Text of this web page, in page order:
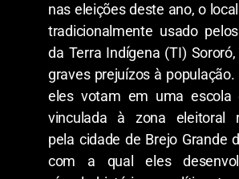
nas eleições deste ano, o
tradicionalmente usado
da Terra Indígena (TI)
graves prejuízos à
eles votam em uma escola
vinculada à zona eleitoral
pela cidade de Brejo Grande
com a qual eles